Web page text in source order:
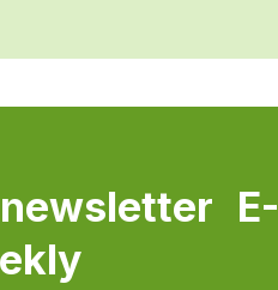
E-